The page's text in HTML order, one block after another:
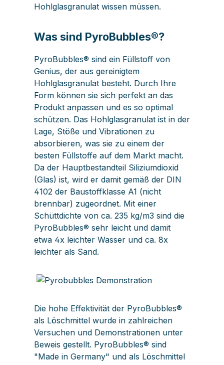
Hohlglasgranulat wissen müssen.
Was sind PyroBubbles®?
PyroBubbles® sind ein Füllstoff von
Genius, der aus gereinigtem
Hohlglasgranulat besteht. Durch Ihre
Form können sie sich perfekt an das
Produkt anpassen und es so optimal
schützen. Das Hohlglasgranulat ist in der
Lage, Stöße und Vibrationen zu
absorbieren, was sie zu einem der
besten Füllstoffe auf dem Markt macht.
Da der Hauptbestandteil Siliziumdioxid
(Glas) ist, wird er damit gemäß der DIN
4102 der Baustoffklasse A1 (nicht
brennbar) zugeordnet. Mit einer
Schüttdichte von ca. 235 kg/m3 sind die
PyroBubbles® sehr leicht und damit
etwa 4x leichter Wasser und ca. 8x
leichter als Sand.
Die hohe Effektivität der PyroBubbles®
als Löschmittel wurde in zahlreichen
Versuchen und Demonstrationen unter
Beweis gestellt. PyroBubbles® sind
"Made in Germany" und als Löschmittel